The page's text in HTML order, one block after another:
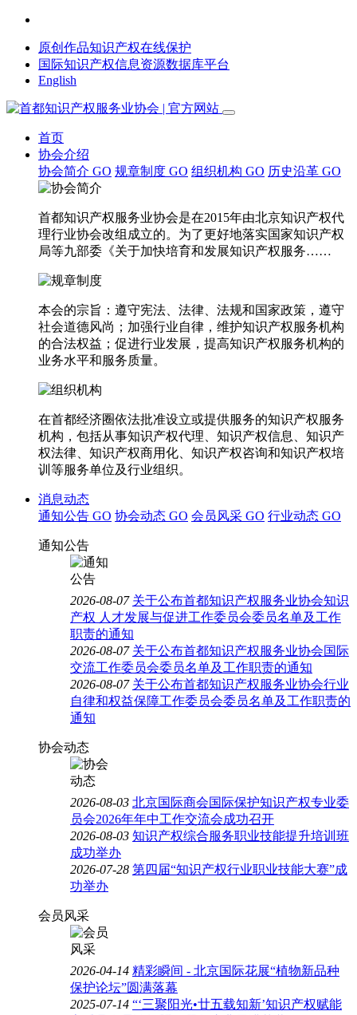
原创作品知识产权在线保护
国际知识产权信息资源数据库平台
English
首页
协会介绍
协会简介 GO 规章制度 GO 组织机构 GO 历史沿革 GO
首都知识产权服务业协会是在2015年由北京知识产权代
理行业协会改组成立的。为了更好地落实国家知识产权
局等九部委《关于加快培育和发展知识产权服务……
本会的宗旨：遵守宪法、法律、法规和国家政策，遵守
社会道德风尚；加强行业自律，维护知识产权服务机构
的合法权益；促进行业发展，提高知识产权服务机构的
业务水平和服务质量。
在首都经济圈依法批准设立或提供服务的知识产权服务
机构，包括从事知识产权代理、知识产权信息、知识产
权法律、知识产权商用化、知识产权咨询和知识产权培
训等服务单位及行业组织。
消息动态
通知公告 GO 协会动态 GO 会员风采 GO 行业动态 GO
通知公告
2026-08-07 关于公布首都知识产权服务业协会知识
产权 人才发展与促进工作委员会委员名单及工作
职责的通知
2026-08-07 关于公布首都知识产权服务业协会国际
交流工作委员会委员名单及工作职责的通知
2026-08-07 关于公布首都知识产权服务业协会行业
自律和权益保障工作委员会委员名单及工作职责的
通知
协会动态
2026-08-03 北京国际商会国际保护知识产权专业委
员会2026年年中工作交流会成功召开
2026-08-03 知识产权综合服务职业技能提升培训班
成功举办
2026-07-28 第四届“知识产权行业职业技能大赛”成
功举办
会员风采
2026-04-14 精彩瞬间 - 北京国际花展“植物新品种
保护论坛”圆满落幕
2025-07-14 “‘三聚阳光•廿五载知新’知识产权赋能